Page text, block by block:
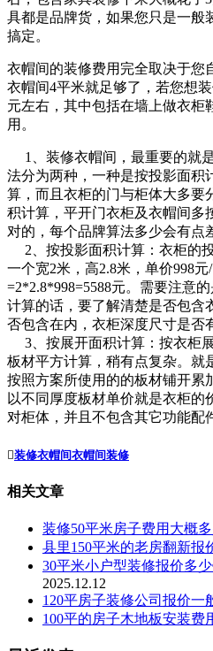
具都是品牌货，如果您只是一
搞定。
衣帽间的装修费用完全取决于您
衣帽间4平米就足够了，若您想
元左右，其中包括在墙上做衣柜
用。
1、装修衣帽间，最重要的就
法分为两种，一种是按投影面积
算，而且衣柜的门与柜体大多要
积计算，平开门衣柜及衣帽间多
对的，每个品牌算法多少会有点
2、按投影面积计算：衣柜的
一个宽2米，高2.8米，单价998
=2*2.8*998=5588元。需要注意
计算的话，要了解清楚是否包含
否包含在内，衣柜深度尺寸是否
3、按展开面积计算：按衣柜
板材平方计算，稍有点复杂。就
按照方案所使用的的板材铺开累
以不同厚度板材单价就是衣柜
对柜体，并且不包含其它功能配
装修衣帽间衣帽间装修
相关文章
装修50平米房子费用大概多
县里150平米的老房翻新报
30平米小户型装修报价多
2025.12.12
120平房子装修公司报价一
100平的房子木地板安装费